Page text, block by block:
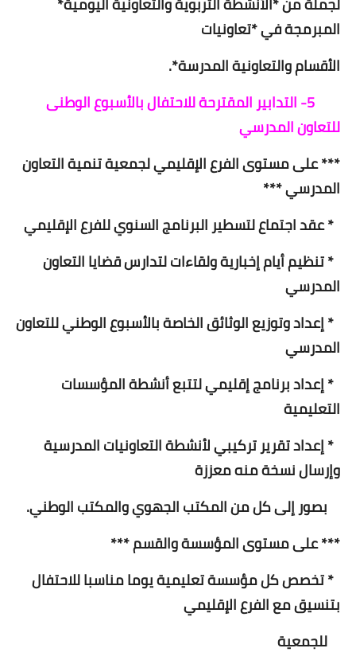
المبرمجة في *تعاونيات
الأقسام والتعاونية المدرسة*.
5- التدابير المقترحة للاحتفال بالأسبوع الوطنى
للتعاون المدرسي
*** على مستوى الفرع الإقليمي لجمعية تنمية التعاون
المدرسي ***
* عقد اجتماع لتسطير البرنامج السنوي للفرع الإقليمي
* تنظيم أيام إخبارية ولقاءات لتدارس قضايا التعاون
المدرسي
* إعداد وتوزيع الوثائق الخاصة بالأسبوع الوطني للتعاون
المدرسي
* إعداد برنامج إقليمي لتتبع أنشطة المؤسسات
التعليمية
* إعداد تقرير تركيبي لأنشطة التعاونيات المدرسية
وإرسال نسخة منه معززة
بصور إلى كل من المكتب الجهوي والمكتب الوطني.
*** على مستوى المؤسسة والقسم ***
* تخصص كل مؤسسة تعليمية يوما مناسبا للاحتفال
بتنسيق مع الفرع الإقليمي
للجمعية